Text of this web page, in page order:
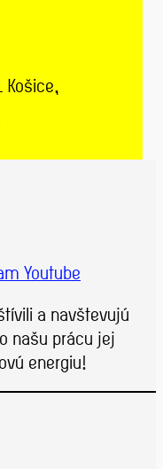
Košice,
Youtube
a navštevujú
našu prácu jej
energiu!